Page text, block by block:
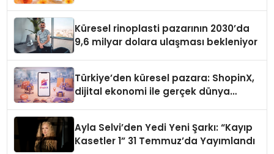
Küresel rinoplasti pazarının 2030’da
9,6 milyar dolara ulaşması bekleniyor
Türkiye’den küresel pazara: ShopinX,
dijital ekonomi ile gerçek dünya
Ayla Selvi’den Yedi Yeni Şarkı: “Kayıp
Kasetler 1” 31 Temmuz’da Yayımlandı